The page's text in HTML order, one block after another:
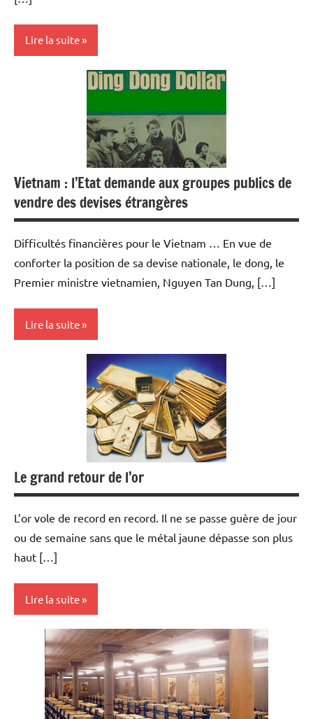
Lire la suite
Vietnam : l’Etat demande aux groupes publics de
vendre des devises étrangères
Difficultés financières pour le Vietnam … En vue de
conforter la position de sa devise nationale, le dong, le
Premier ministre vietnamien, Nguyen Tan Dung, […]
Lire la suite
Banques/Assurances
Le grand retour de l’or
L’or vole de record en record. Il ne se passe guère de jour
ou de semaine sans que le métal jaune dépasse son plus
haut […]
Lire la suite
Devises
Economie
Métaux
précieux